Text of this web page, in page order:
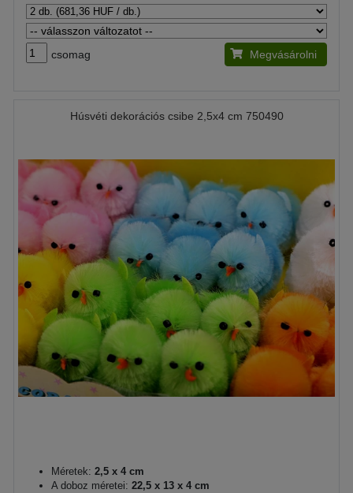
csomag Megvásárolni
Húsvéti dekorációs csibe 2,5x4 cm 750490
Méretek: 2,5 x 4 cm
A doboz méretei: 22,5 x 13 x 4 cm